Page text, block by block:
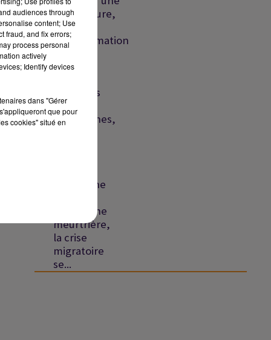
réouverture,
Ceuta : la
désinformation
nouvelles
frappes
israéliennes,
Liban : une
israélienne
meurtrière,
la crise
migratoire
se...
audiences through
content; Use
fraud, and fix errors;
process personal
actively
Identify devices
dans "Gérer
que pour
cookies" situé en